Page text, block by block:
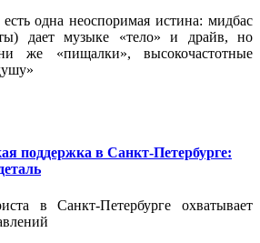
одна неоспоримая истина: мидбас
дает музыке «тело» и драйв, но
же «пищалки», высокочастотные
поддержка в Санкт-Петербурге:
в Санкт-Петербурге охватывает